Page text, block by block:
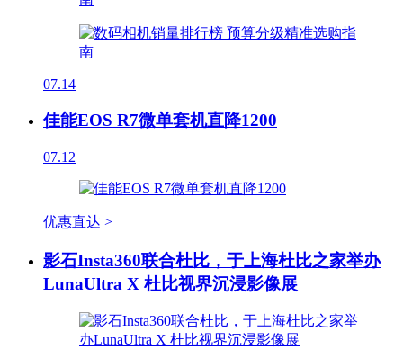
07.14
佳能EOS R7微单套机直降1200
07.12
优惠直达 >
影石Insta360联合杜比，于上海杜比之家举办
LunaUltra X 杜比视界沉浸影像展